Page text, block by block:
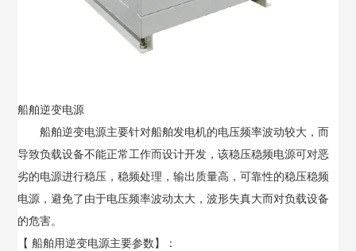
船舶逆变电源
船舶逆变电源主要针对船舶发电机的电压频率波动较大，而
导致负载设备不能正常工作而设计开发，该稳压稳频电源可对恶
劣的电源进行稳压，稳频处理，输出质量高，可靠性的稳压稳频
电源，避免了由于电压频率波动太大，波形失真大而对负载设备
的危害。
【 船舶用逆变电源主要参数】：